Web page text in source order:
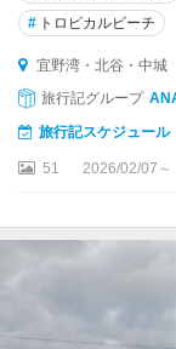
# トロピカルビーチ
宜野湾・北谷・中城
旅行記グループ
旅行記スケジュール
51 2026/02/07～